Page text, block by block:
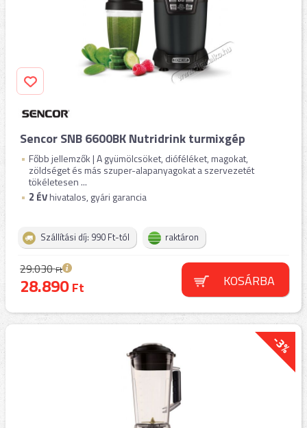
Sencor SNB 6600BK Nutridrink turmixgép
Főbb jellemzők | A gyümölcsöket, dióféléket, magokat,
zöldséget és más szuper-alapanyagokat a szervezetét
tökéletesen ...
2 ÉVhivatalos, gyári garancia
Szállítási díj: 990 Ft-tól raktáron
29.030Ft
28.890Ft KOSÁRBA
-3%